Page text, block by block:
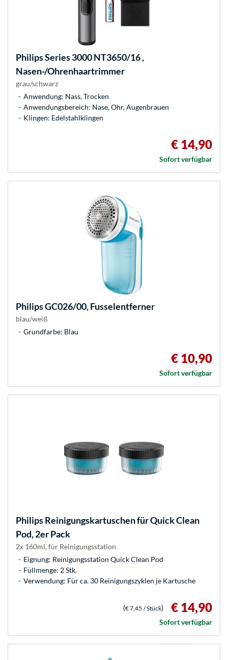
PhilipsSeries 3000 NT3650/16 ,
Nasen-/Ohrenhaartrimmer
grau/schwarz
Anwendung: Nass, Trocken
Anwendungsbereich: Nase, Ohr, Augenbrauen
Klingen: Edelstahlklingen
€ 14,90
Sofort verfügbar
PhilipsGC026/00, Fusselentferner
blau/weiß
Grundfarbe: Blau
€ 10,90
Sofort verfügbar
PhilipsReinigungskartuschen für Quick Clean
Pod, 2er Pack
2x 160ml, für Reinigungsstation
Eignung: Reinigungsstation Quick Clean Pod
Füllmenge: 2 Stk.
Verwendung: Für ca. 30 Reinigungszyklen je Kartusche
(€ 7,45 / Stück) € 14,90
Sofort verfügbar